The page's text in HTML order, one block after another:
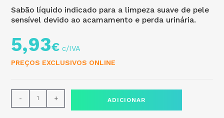
Sabão líquido indicado para a limpeza suave de pele
sensível devido ao acamamento e perda urinária.
5,93€
PREÇOS EXCLUSIVOS ONLINE
- + ADICIONAR